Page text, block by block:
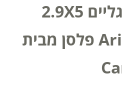
חניה לרכב 2 רגליים 2.9X5
Arizona Breeze פלסן מבית